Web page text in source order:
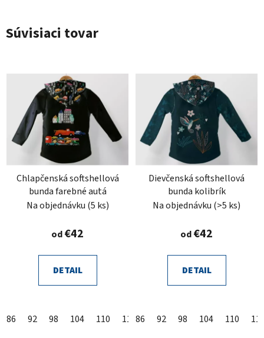
Súvisiaci tovar
Chlapčenská softshellová
bunda farebné autá
Na objednávku (5 ks)
od€42
DETAIL
86 92 98 104 110 116 122 128 134 140
Dievčenská softshellová
bunda kolibrík
Na objednávku (>5 ks)
od€42
DETAIL
86 92 98 104 110